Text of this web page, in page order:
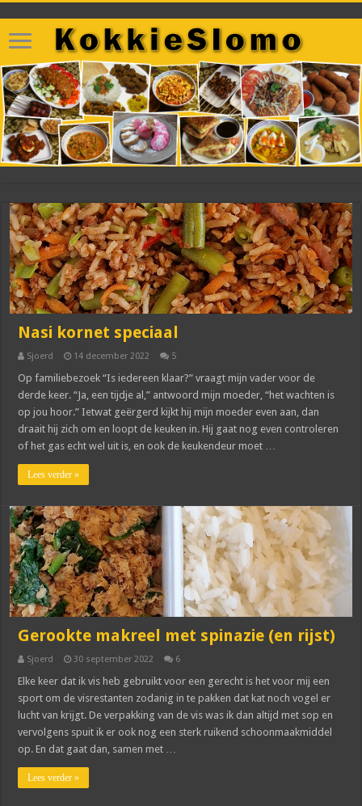
Nasi kornet speciaal
Sjoerd 14 december 2022 5
Op familiebezoek “Is iedereen klaar?” vraagt mijn vader voor de
derde keer. “Ja, een tijdje al,” antwoord mijn moeder, “het wachten is
op jou hoor.” Ietwat geërgerd kijkt hij mijn moeder even aan, dan
draait hij zich om en loopt de keuken in. Hij gaat nog even controleren
of het gas echt wel uit is, en ook de keukendeur moet …
Lees verder »
Gerookte makreel met spinazie (en rijst)
Sjoerd 30 september 2022 6
Elke keer dat ik vis heb gebruikt voor een gerecht is het voor mij een
sport om de visrestanten zodanig in te pakken dat kat noch vogel er
lucht van krijgt. De verpakking van de vis was ik dan altijd met sop en
vervolgens spuit ik er ook nog een sterk ruikend schoonmaakmiddel
op. En dat gaat dan, samen met …
Lees verder »